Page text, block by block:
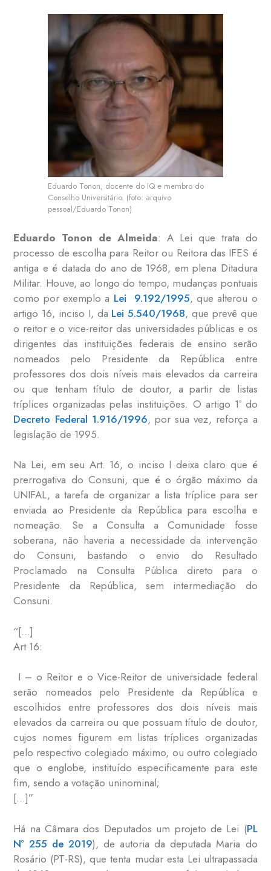
Eduardo Tonon, docente do IQ e membro do
Conselho Universitário. (foto: arquivo
pessoal/Eduardo Tonon)
Eduardo Tonon de Almeida: A Lei que trata do
processo de escolha para Reitor ou Reitora das IFES é
antiga e é datada do ano de 1968, em plena Ditadura
Militar. Houve, ao longo do tempo, mudanças pontuais
como por exemplo a Lei 9.192/1995, que alterou o
artigo 16, inciso I, da Lei 5.540/1968, que prevê que
o reitor e o vice-reitor das universidades públicas e os
dirigentes das instituições federais de ensino serão
nomeados pelo Presidente da República entre
professores dos dois níveis mais elevados da carreira
ou que tenham título de doutor, a partir de listas
tríplices organizadas pelas instituições. O artigo 1º do
Decreto Federal 1.916/1996, por sua vez, reforça a
legislação de 1995.
Na Lei, em seu Art. 16, o inciso I deixa claro que é
prerrogativa do Consuni, que é o órgão máximo da
UNIFAL, a tarefa de organizar a lista tríplice para ser
enviada ao Presidente da República para escolha e
nomeação. Se a Consulta a Comunidade fosse
soberana, não haveria a necessidade da intervenção
do Consuni, bastando o envio do Resultado
Proclamado na Consulta Pública direto para o
Presidente da República, sem intermediação do
Consuni.
“[…]
Art 16:
I – o Reitor e o Vice-Reitor de universidade federal
serão nomeados pelo Presidente da República e
escolhidos entre professores dos dois níveis mais
elevados da carreira ou que possuam título de doutor,
cujos nomes figurem em listas tríplices organizadas
pelo respectivo colegiado máximo, ou outro colegiado
que o englobe, instituído especificamente para este
fim, sendo a votação uninominal;
[…]”
Há na Câmara dos Deputados um projeto de Lei (PL
Nº 255 de 2019), de autoria da deputada Maria do
Rosário (PT-RS), que tenta mudar esta Lei ultrapassada